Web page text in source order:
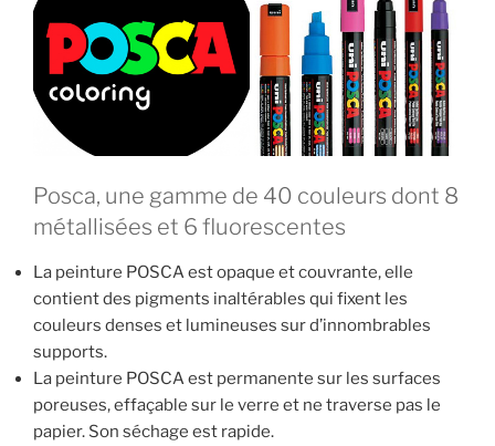
Posca, une gamme de 40 couleurs dont 8
métallisées et 6 fluorescentes
La peinture POSCA est opaque et couvrante, elle
contient des pigments inaltérables qui fixent les
couleurs denses et lumineuses sur d’innombrables
supports.
La peinture POSCA est permanente sur les surfaces
poreuses, effaçable sur le verre et ne traverse pas le
papier. Son séchage est rapide.